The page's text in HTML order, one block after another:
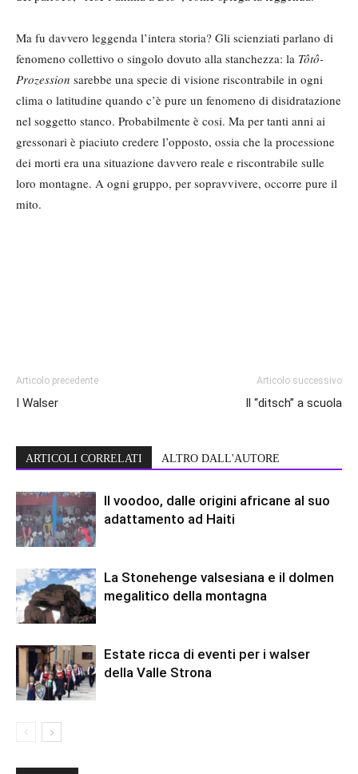
Ma fu davvero leggenda l’intera storia? Gli scienziati parlano di
fenomeno collettivo o singolo dovuto alla stanchezza: la Tôtô-
Prozession sarebbe una specie di visione riscontrabile in ogni
clima o latitudine quando c’è pure un fenomeno di disidratazione
nel soggetto stanco. Probabilmente è cosi. Ma per tanti anni ai
gressonari è piaciuto credere l’opposto, ossia che la processione
dei morti era una situazione davvero reale e riscontrabile sulle
loro montagne. A ogni gruppo, per sopravvivere, occorre pure il
mito.
Articolo precedente
I Walser
Articolo successivo
Il “ditsch” a scuola
ARTICOLI CORRELATI ALTRO DALL'AUTORE
Il voodoo, dalle origini africane al suo
adattamento ad Haiti
La Stonehenge valsesiana e il dolmen
megalitico della montagna
Estate ricca di eventi per i walser
della Valle Strona